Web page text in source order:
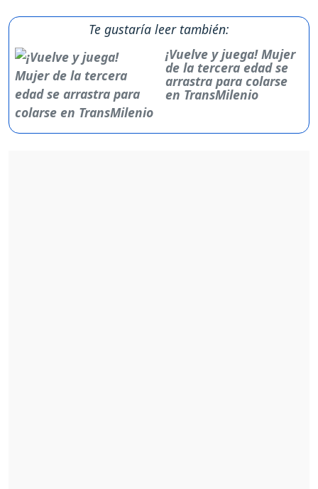
Te gustaría leer también:
¡Vuelve y juega! Mujer
de la tercera edad se
arrastra para colarse
en TransMilenio